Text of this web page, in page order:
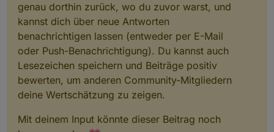
genau dorthin zurück, wo du zuvor warst, und
kannst dich über neue Antworten
benachrichtigen lassen (entweder per E-Mail
oder Push-Benachrichtigung). Du kannst auch
Lesezeichen speichern und Beiträge positiv
bewerten, um anderen Community-Mitgliedern
deine Wertschätzung zu zeigen.
Mit deinem Input könnte dieser Beitrag noch